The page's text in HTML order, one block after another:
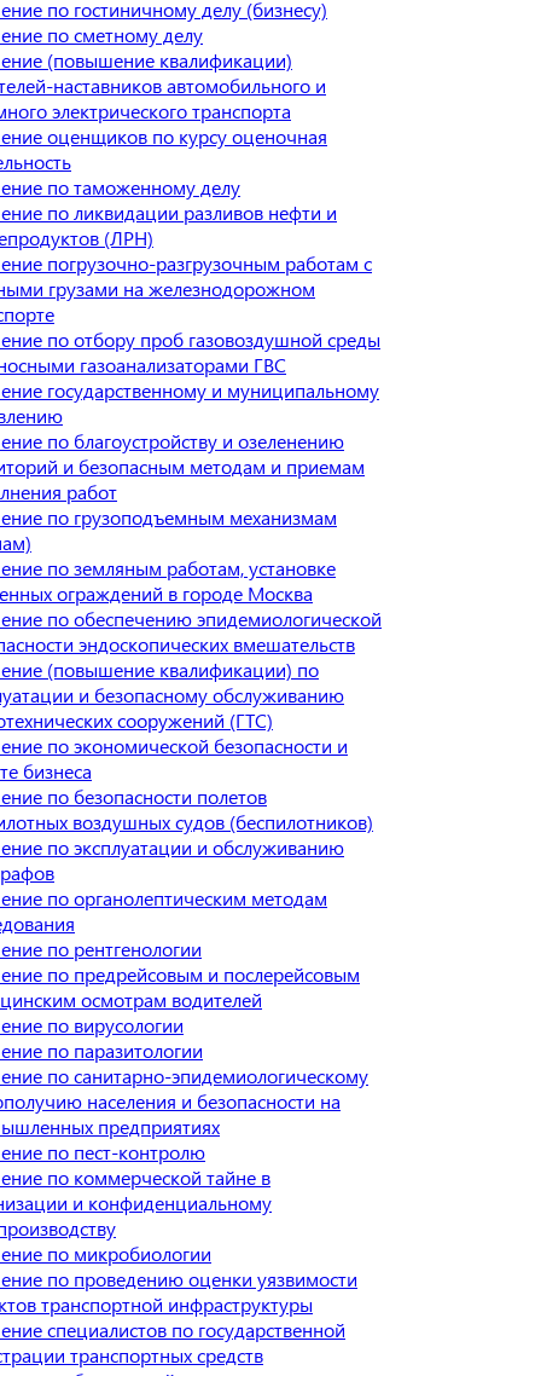
по гостиничному делу (бизнесу)
по сметному делу
(повышение квалификации)
наставников автомобильного и
электрического транспорта
оценщиков по курсу оценочная
по таможенному делу
по ликвидации разливов нефти и
(ЛРН)
погрузочно-разгрузочным работам с
грузами на железнодорожном
по отбору проб газовоздушной среды
газоанализаторами ГВС
государственному и муниципальному
по благоустройству и озеленению
и безопасным методам и приемам
работ
по грузоподъемным механизмам
по земляным работам, установке
ограждений в городе Москва
по обеспечению эпидемиологической
эндоскопических вмешательств
(повышение квалификации) по
и безопасному обслуживанию
сооружений (ГТС)
по экономической безопасности и
бизнеса
по безопасности полетов
воздушных судов (беспилотников)
по эксплуатации и обслуживанию
по органолептическим методам
по рентгенологии
по предрейсовым и послерейсовым
осмотрам водителей
по вирусологии
по паразитологии
по санитарно-эпидемиологическому
населения и безопасности на
предприятиях
по пест-контролю
по коммерческой тайне в
и конфиденциальному
по микробиологии
по проведению оценки уязвимости
транспортной инфраструктуры
специалистов по государственной
транспортных средств